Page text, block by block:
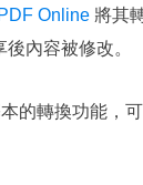
Online 將其
內容被修改。
的轉換功能，